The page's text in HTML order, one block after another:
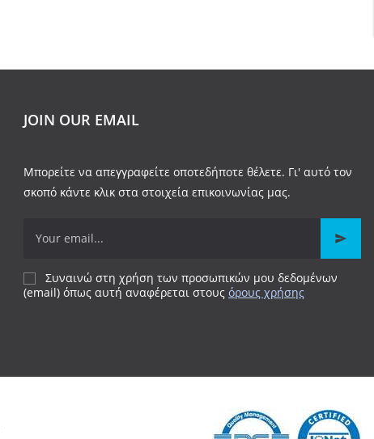
JOIN OUR EMAIL
Μπορείτε να απεγγραφείτε οποτεδήποτε θέλετε. Γι' αυτό τον
σκοπό κάντε κλικ στα στοιχεία επικοινωνίας μας.
Συναινώ στη χρήση των προσωπικών μου δεδομένων
(email) όπως αυτή αναφέρεται στους όρους χρήσης